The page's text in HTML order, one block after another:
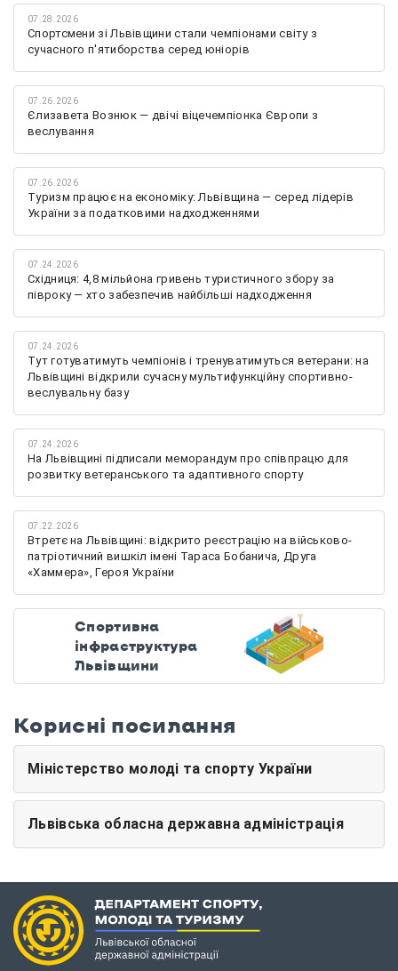
07.28.2026
Спортсмени зі Львівщини стали чемпіонами світу з
сучасного п'ятиборства серед юніорів
07.26.2026
Єлизавета Вознюк — двічі віцечемпіонка Європи з
веслування
07.26.2026
Туризм працює на економіку: Львівщина — серед лідерів
України за податковими надходженнями
07.24.2026
Східниця: 4,8 мільйона гривень туристичного збору за
півроку — хто забезпечив найбільші надходження
07.24.2026
Тут готуватимуть чемпіонів і тренуватимуться ветерани: на
Львівщині відкрили сучасну мультифункційну спортивно-
веслувальну базу
07.24.2026
На Львівщині підписали меморандум про співпрацю для
розвитку ветеранського та адаптивного спорту
07.22.2026
Втретє на Львівщині: відкрито реєстрацію на військово-
патріотичний вишкіл імені Тараса Бобанича, Друга
«Хаммера», Героя України
Спортивна
інфраструктура
Львівщини
Корисні посилання
Міністерство молоді та спорту України
Львівська обласна державна адміністрація